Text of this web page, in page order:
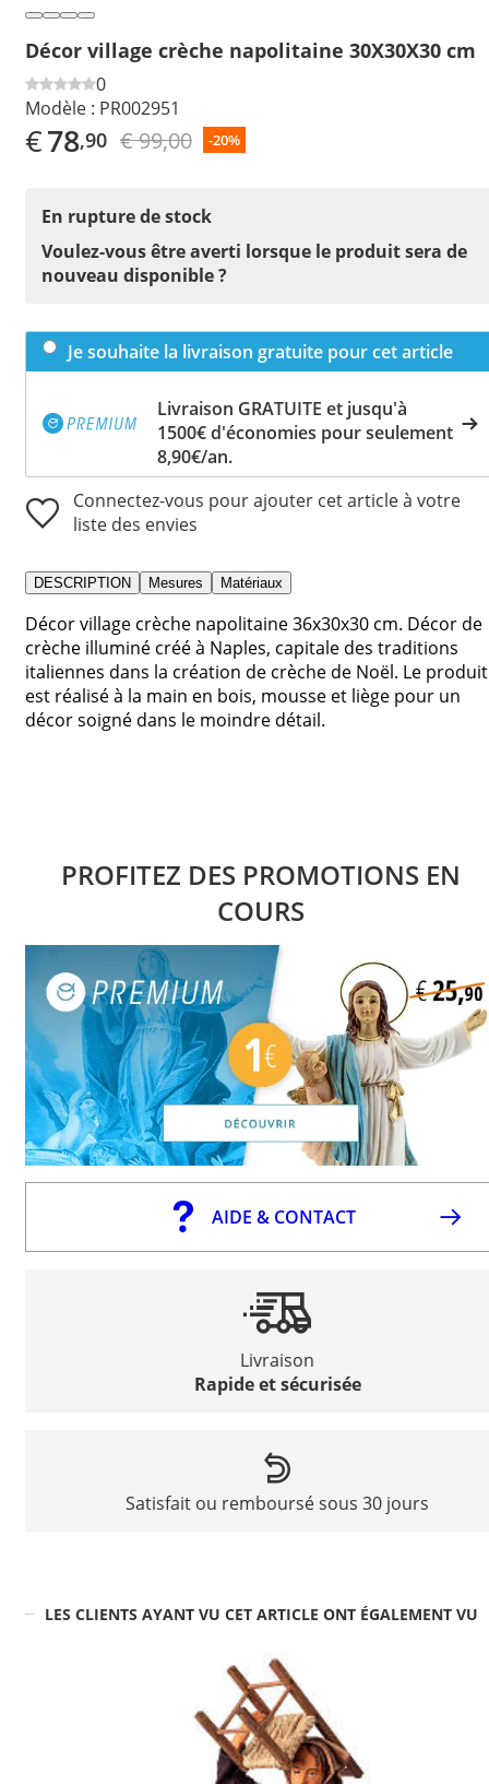
Décor village crèche napolitaine 30X30X30 cm
0
Modèle : PR002951
€78,90 € 99,00 -20%
En rupture de stock
Voulez-vous être averti lorsque le produit sera de
nouveau disponible ?
Je souhaite la livraison gratuite pour cet article
Livraison GRATUITE et jusqu'à
1500€ d'économies pour seulement
8,90€/an.
Connectez-vous pour ajouter cet article à votre
liste des envies
DESCRIPTION Mesures Matériaux
Décor village crèche napolitaine 36x30x30 cm. Décor de
crèche illuminé créé à Naples, capitale des traditions
italiennes dans la création de crèche de Noël. Le produit
est réalisé à la main en bois, mousse et liège pour un
décor soigné dans le moindre détail.
PROFITEZ DES PROMOTIONS EN
COURS
AIDE & CONTACT
Livraison
Rapide et sécurisée
Satisfait ou remboursé sous 30 jours
LES CLIENTS AYANT VU CET ARTICLE ONT ÉGALEMENT VU